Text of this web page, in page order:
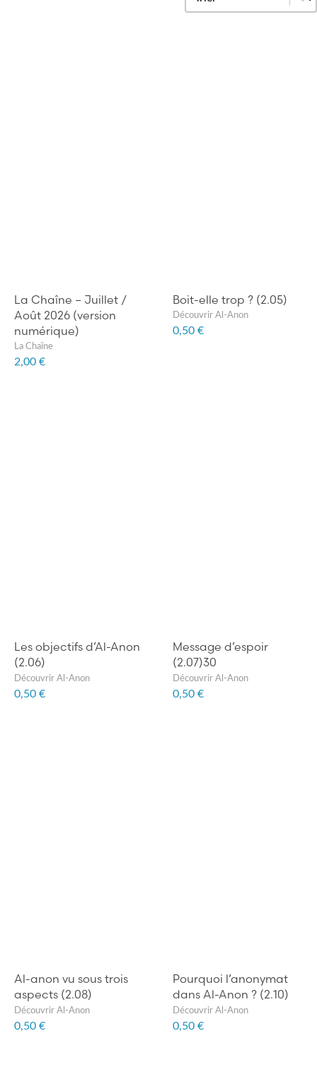
La Chaîne – Juillet /
Août 2026 (version
numérique)
La Chaîne
2,00 €
Boit-elle trop ? (2.05)
Découvrir Al-Anon
0,50 €
Les objectifs d’Al-Anon
(2.06)
Découvrir Al-Anon
0,50 €
Message d’espoir
(2.07)30
Découvrir Al-Anon
0,50 €
Al-anon vu sous trois
aspects (2.08)
Découvrir Al-Anon
0,50 €
Pourquoi l’anonymat
dans Al-Anon ? (2.10)
Découvrir Al-Anon
0,50 €